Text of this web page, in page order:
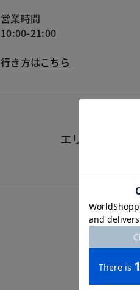
営業時間
10:00-21:00
行き方はこちら
エリアで探す